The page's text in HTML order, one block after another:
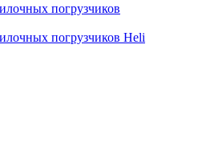
погрузчиков
погрузчиков Heli